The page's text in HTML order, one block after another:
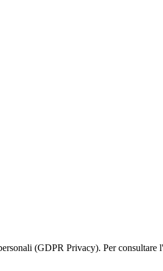
(GDPR Privacy). Per consultare